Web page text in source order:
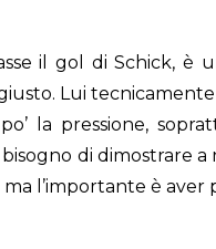
il gol di Schick,
Lui
la pressione,
di dimostrare
l’importante è aver